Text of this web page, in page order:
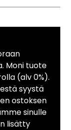
Moni tuote
(alv 0%).
syystä
ostoksen
sinulle
lisätty